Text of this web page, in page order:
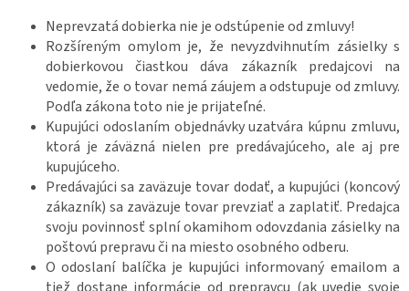
Neprevzatá dobierka nie je odstúpenie od zmluvy!
Rozšíreným omylom je, že nevyzdvihnutím zásielky s
dobierkovou čiastkou dáva zákazník predajcovi na
vedomie, že o tovar nemá záujem a odstupuje od zmluvy.
Podľa zákona toto nie je prijateľné.
Kupujúci odoslaním objednávky uzatvára kúpnu zmluvu,
ktorá je záväzná nielen pre predávajúceho, ale aj pre
kupujúceho.
Predávajúci sa zaväzuje tovar dodať, a kupujúci (koncový
zákazník) sa zaväzuje tovar prevziať a zaplatiť. Predajca
svoju povinnosť splní okamihom odovzdania zásielky na
poštovú prepravu či na miesto osobného odberu.
O odoslaní balíčka je kupujúci informovaný emailom a